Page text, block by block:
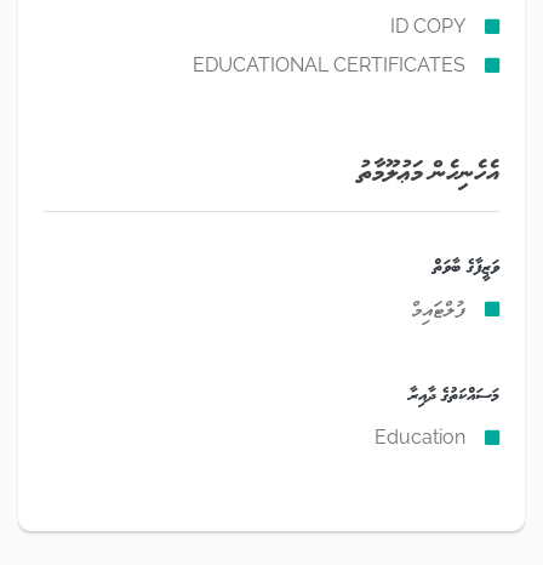
ID COPY
EDUCATIONAL CERTIFICATES
އެހެނިހެން މަޢުލޫމާތު
ވަޒީފާގެ ބާވަތް
ފުލްޓައިމް
މަސައްކަތުގެ ދާއިރާ
Education